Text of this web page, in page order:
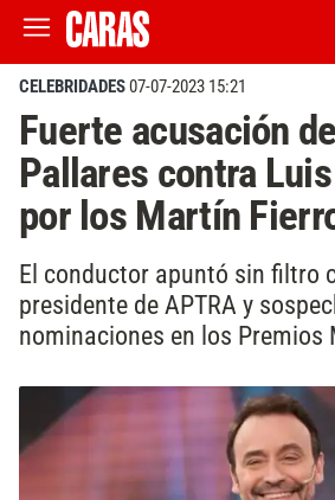
CELEBRIDADES07-07-2023 15:21
Fuerte acusación
Pallares contra
por los Martín
El conductor apuntó sin filtro
presidente de APTRA y
nominaciones en los Premios